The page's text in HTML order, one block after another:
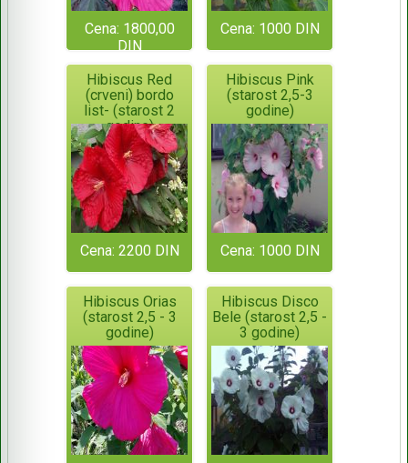
Cena: 1800,00
DIN
Cena: 1000 DIN
Hibiscus Red
(crveni) bordo
list- (starost 2
godine)
Cena: 2200 DIN
Hibiscus Pink
(starost 2,5-3
godine)
Cena: 1000 DIN
Hibiscus Orias
(starost 2,5 - 3
godine)
Hibiscus Disco
Bele (starost 2,5 -
3 godine)